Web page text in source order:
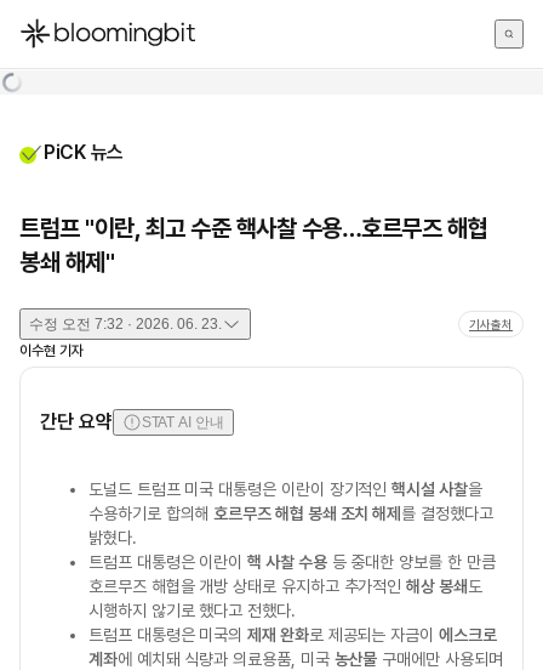
한국어
PiCK 뉴스
트럼프 "이란, 최고 수준 핵사찰 수용…호르무즈 해협
봉쇄 해제"
수정 오전 7:32 · 2026. 06. 23. 기사출처
이수현 기자
간단 요약 STAT AI 안내
도널드 트럼프 미국 대통령은 이란이 장기적인핵시설 사찰을
수용하기로 합의해 호르무즈 해협 봉쇄 조치 해제 를 결정했다고
밝혔다.
트럼프 대통령은 이란이핵 사찰 수용등 중대한 양보를 한 만큼
호르무즈 해협을 개방 상태로 유지하고 추가적인해상 봉쇄 도
시행하지 않기로 했다고 전했다.
트럼프 대통령은 미국의제재 완화로 제공되는 자금이 에스크로
계좌에 예치돼 식량과 의료용품, 미국 농산물 구매에만 사용되며